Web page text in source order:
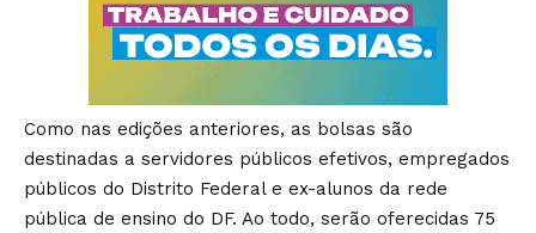
Como nas edições anteriores, as bolsas são
destinadas a servidores públicos efetivos, empregados
públicos do Distrito Federal e ex-alunos da rede
pública de ensino do DF. Ao todo, serão oferecidas 75